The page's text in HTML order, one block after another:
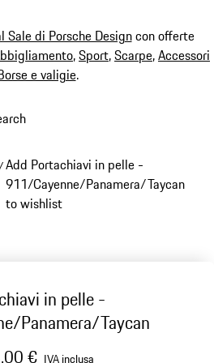
Sale di Porsche Designcon offerte
,Sport,Scarpe,Accessori
e valigie.
Add Portachiavi in pelle -
911/Cayenne/Panamera/Taycan
to wishlist
in pelle -
Panamera/Taycan
€ IVA inclusa